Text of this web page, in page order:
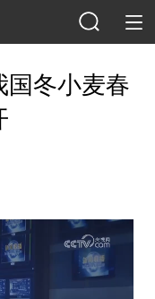
国冬小麦春